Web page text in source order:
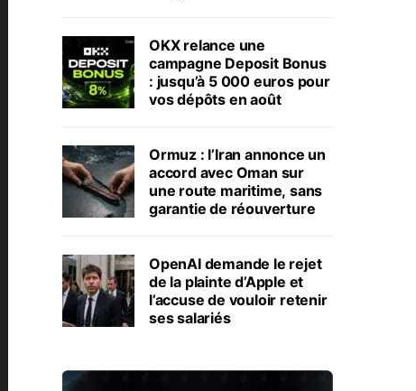
OKX relance une
campagne Deposit Bonus
: jusqu’à 5 000 euros pour
vos dépôts en août
Ormuz : l’Iran annonce un
accord avec Oman sur
une route maritime, sans
garantie de réouverture
OpenAI demande le rejet
de la plainte d’Apple et
l’accuse de vouloir retenir
ses salariés